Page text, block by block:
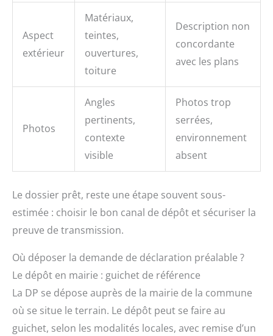
Aspect
extérieur
Matériaux,
teintes,
ouvertures,
toiture
Description non
concordante
avec les plans
Photos
Angles
pertinents,
contexte
visible
Photos trop
serrées,
environnement
absent
Le dossier prêt, reste une étape souvent sous-
estimée : choisir le bon canal de dépôt et sécuriser la
preuve de transmission.
Où déposer la demande de déclaration préalable ?
Le dépôt en mairie : guichet de référence
La DP se dépose auprès de la mairie de la commune
où se situe le terrain. Le dépôt peut se faire au
guichet, selon les modalités locales, avec remise d’un